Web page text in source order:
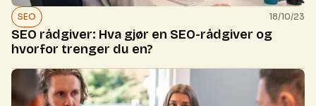
SEO 18/10/23
SEO rådgiver: Hva gjør en SEO-rådgiver og
hvorfor trenger du en?